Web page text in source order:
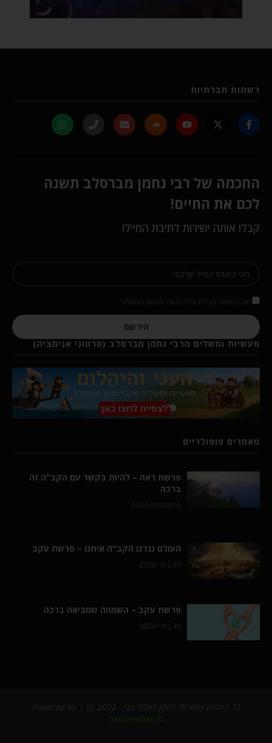
רשתות חברתיות
החכמה של רבי נחמן מברסלב תשנה
לכם את החיים!
קבלו אותה ישירות לתיבת המייל!
הירשם
מעשיות ומשלים מרבי נחמן מברסלב (סרטוני אנימציה)
מאמרים פופולריים
פרשת ראה – להיות בקשר עם הקב"ה זה
ברכה
6 באוגוסט 2026
העולם נגדנו הקב"ה איתנו – פרשת עקב
30 ביולי 2026
פרשת עקב – השמחה שמביאה ברכה
30 ביולי 2026
nextbracket.io